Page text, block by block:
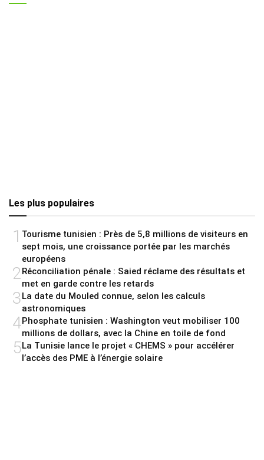
Les plus populaires
1 Tourisme tunisien : Près de 5,8 millions de visiteurs en
sept mois, une croissance portée par les marchés
européens
2 Réconciliation pénale : Saied réclame des résultats et
met en garde contre les retards
3La date du Mouled connue, selon les calculs
astronomiques
4Phosphate tunisien : Washington veut mobiliser 100
millions de dollars, avec la Chine en toile de fond
5La Tunisie lance le projet « CHEMS » pour accélérer
l’accès des PME à l’énergie solaire